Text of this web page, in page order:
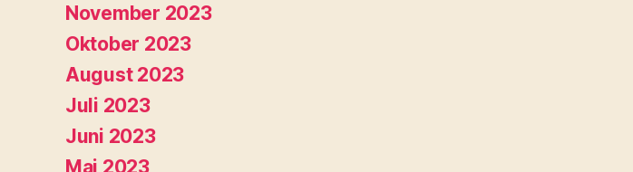
November 2023
Oktober 2023
August 2023
Juli 2023
Juni 2023
Mai 2023